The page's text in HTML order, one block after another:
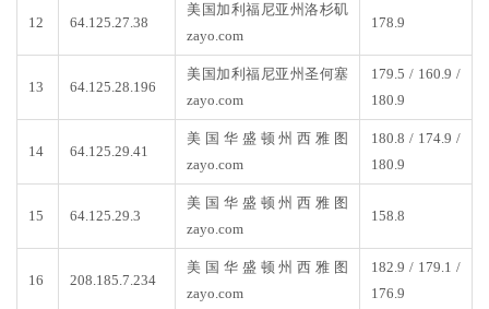
12 64.125.27.38
美国加利福尼亚州洛杉矶
zayo.com
178.9
13 64.125.28.196
美国加利福尼亚州圣何塞
zayo.com
179.5 / 160.9 /
180.9
14 64.125.29.41
美国华盛顿州西雅图
zayo.com
180.8 / 174.9 /
180.9
15 64.125.29.3
美国华盛顿州西雅图
zayo.com
158.8
16 208.185.7.234
美国华盛顿州西雅图
zayo.com
182.9 / 179.1 /
176.9